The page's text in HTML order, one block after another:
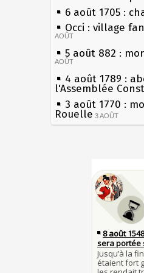
6 août 1705 :
Occi : village
AOÛT
5 août 882 :
AOÛT
4 août 1789 :
l'Assemblée
3 août 1770 :
Rouelle 3 AOÛT
Musée Jean de
1er août 1589
par Jacques
31 juillet 1899
boîtes aux
30 juillet 1918
Chocolat Poulain
29 juillet 1881
les siècles
27 mai 1610 :
du roi Henri IV
Pierre qui
Qui aime bien
Tout vient à
François II (né